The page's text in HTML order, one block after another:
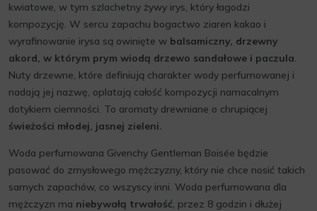
kwiatowe, w tym szlachetny żywy irys, który łagodzi
kompozycję. W sercu zapachu bogactwo ziaren kakao i
wyrafinowanie irysa są owinięte w balsamiczny, drzewny
akord, w którym prym wiodą drzewo sandałowe i paczula.
Nuty drzewne, które definiują charakter wody perfumowanej i
nadają jej nazwę, oplatają całość kompozycji namacalnym
dotykiem ciemności. To aromaty drewniane o chrupiącej
świeżości młodej, jasnej zieleni.
Woda perfumowana Givenchy Gentleman Boisée będzie
pasować do zmysłowego mężczyzny, który nie chce nosić takich
samych zapachów, co wszyscy inni. Woda perfumowana dla
mężczyzn ma niebywałą trwałość, przez 8 godzin i dłużej